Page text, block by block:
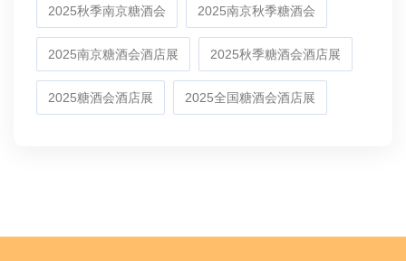
2025秋季南京糖酒会 2025南京秋季糖酒会
2025南京糖酒会酒店展 2025秋季糖酒会酒店展
2025糖酒会酒店展 2025全国糖酒会酒店展